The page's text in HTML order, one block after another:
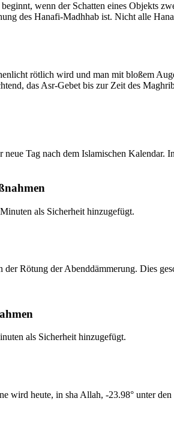
wenn der Schatten eines Objekts
des Hanafi-Madhhab ist. Nicht alle
rötlich wird und man mit bloßem
das Asr-Gebet bis zur Zeit des
Tag nach dem Islamischen
als Sicherheit hinzugefügt.
Rötung der Abenddämmerung. Dies
als Sicherheit hinzugefügt.
wird heute, in sha Allah, -23.98° unter